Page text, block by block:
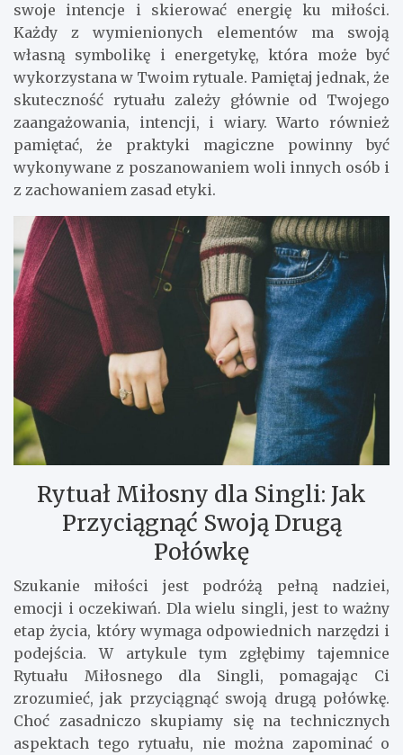
swoje intencje i skierować energię ku miłości.
Każdy z wymienionych elementów ma swoją
własną symbolikę i energetykę, która może być
wykorzystana w Twoim rytuale. Pamiętaj jednak, że
skuteczność rytuału zależy głównie od Twojego
zaangażowania, intencji, i wiary. Warto również
pamiętać, że praktyki magiczne powinny być
wykonywane z poszanowaniem woli innych osób i
z zachowaniem zasad etyki.
Rytuał Miłosny dla Singli: Jak
Przyciągnąć Swoją Drugą
Połówkę
Szukanie miłości jest podróżą pełną nadziei,
emocji i oczekiwań. Dla wielu singli, jest to ważny
etap życia, który wymaga odpowiednich narzędzi i
podejścia. W artykule tym zgłębimy tajemnice
Rytuału Miłosnego dla Singli, pomagając Ci
zrozumieć, jak przyciągnąć swoją drugą połówkę.
Choć zasadniczo skupiamy się na technicznych
aspektach tego rytuału, nie można zapominać o